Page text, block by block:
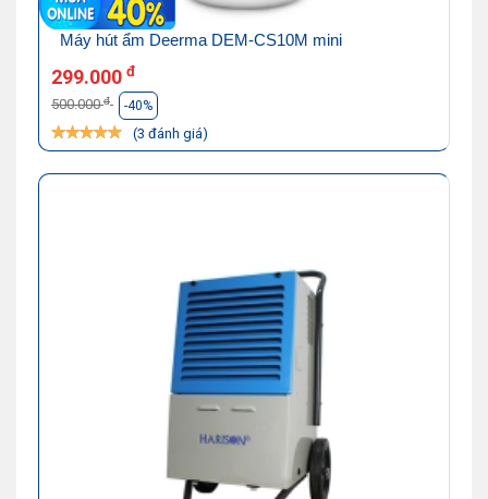
Máy hút ẩm Deerma DEM-CS10M mini
299.000 đ
500.000đ -40%
(3 đánh giá)